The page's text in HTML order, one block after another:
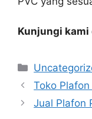
Kunjungi kami
Categories
Toko
Jual Plafon